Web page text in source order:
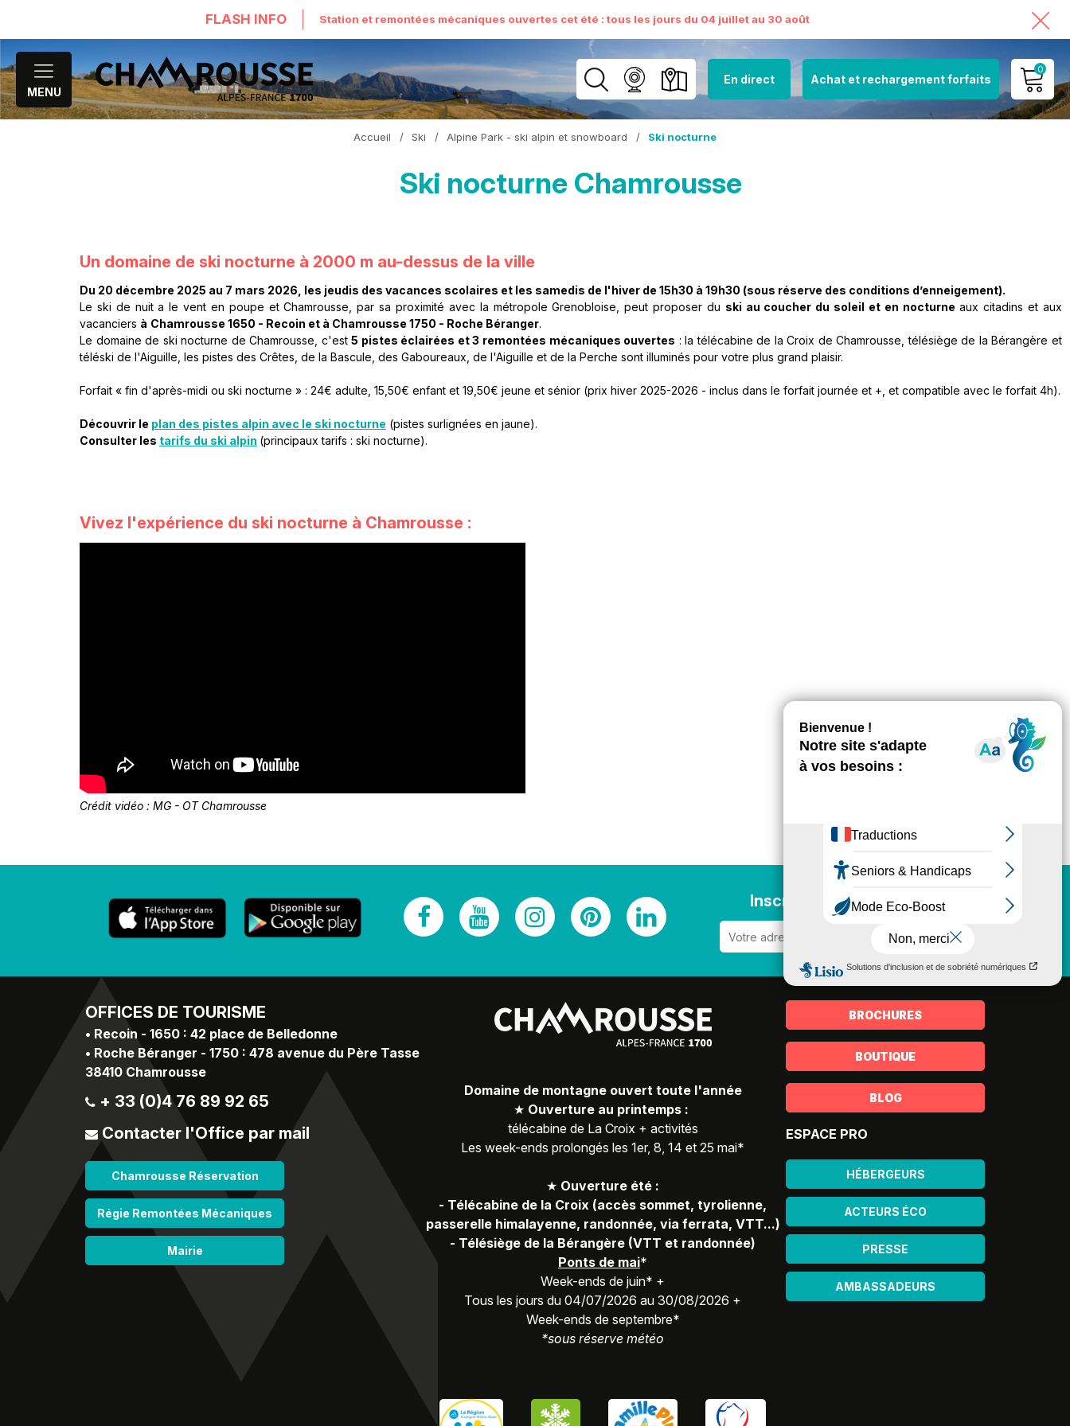
FLASH INFO Station et remontées mécaniques ouvertes cet été : tous les jours du 04 juillet au 30 août
MENU
En direct Achat et rechargement forfaits
0
MON COMPTE
Accueil / Ski / Alpine Park - ski alpin et snowboard / Ski nocturne
Ski nocturne Chamrousse
Un domaine de ski nocturne à 2000 m au-dessus de la ville
Du 20 décembre 2025 au 7 mars 2026, les jeudis des vacances scolaires et les samedis de l'hiver de 15h30 à 19h30 (sous réserve des conditions d’enneigement).
Le ski de nuit a le vent en poupe et Chamrousse, par sa proximité avec la métropole Grenobloise, peut proposer du ski au coucher du soleil et en nocturne aux citadins et aux
vacanciers à Chamrousse 1650 - Recoin et à Chamrousse 1750 - Roche Béranger.
Le domaine de ski nocturne de Chamrousse, c'est5 pistes éclairées et 3 remontées mécaniques ouvertes : la télécabine de la Croix de Chamrousse, télésiège de la Bérangère et
téléski de l'Aiguille, les pistes des Crêtes, de la Bascule, des Gaboureaux, de l'Aiguille et de la Perche sont illuminés pour votre plus grand plaisir.
Forfait « fin d'après-midi ou ski nocturne » : 24€ adulte, 15,50€ enfant et 19,50€ jeune et sénior (prix hiver 2025-2026 - inclus dans le forfait journée et +, et compatible avec le forfait 4h).
Découvrir le plan des pistes alpin avec le ski nocturne (pistes surlignées en jaune).
Consulter les tarifs du ski alpin (principaux tarifs : ski nocturne).
Vivez l'expérience du ski nocturne à Chamrousse :
Crédit vidéo : MG - OT Chamrousse
Inscription newsletter
OFFICES DE TOURISME
• Recoin - 1650 : 42 place de Belledonne
• Roche Béranger - 1750 : 478 avenue du Père Tasse
38410 Chamrousse
+ 33 (0)4 76 89 92 65
Contacter l'Office par mail
Chamrousse Réservation
Régie Remontées Mécaniques
Mairie
Domaine de montagne ouvert toute l'année
★ Ouverture au printemps :
télécabine de La Croix + activités
Les week-ends prolongés les 1er, 8, 14 et 25 mai*
★ Ouverture été :
- Télécabine de la Croix (accès sommet, tyrolienne,
passerelle himalayenne, randonnée, via ferrata, VTT...)
- Télésiège de la Bérangère (VTT et randonnée)
Ponts de mai*
Week-ends de juin* +
Tous les jours du 04/07/2026 au 30/08/2026 +
Week-ends de septembre*
*sous réserve météo
BROCHURES
BOUTIQUE
BLOG
ESPACE PRO
HÉBERGEURS
ACTEURS ÉCO
PRESSE
AMBASSADEURS